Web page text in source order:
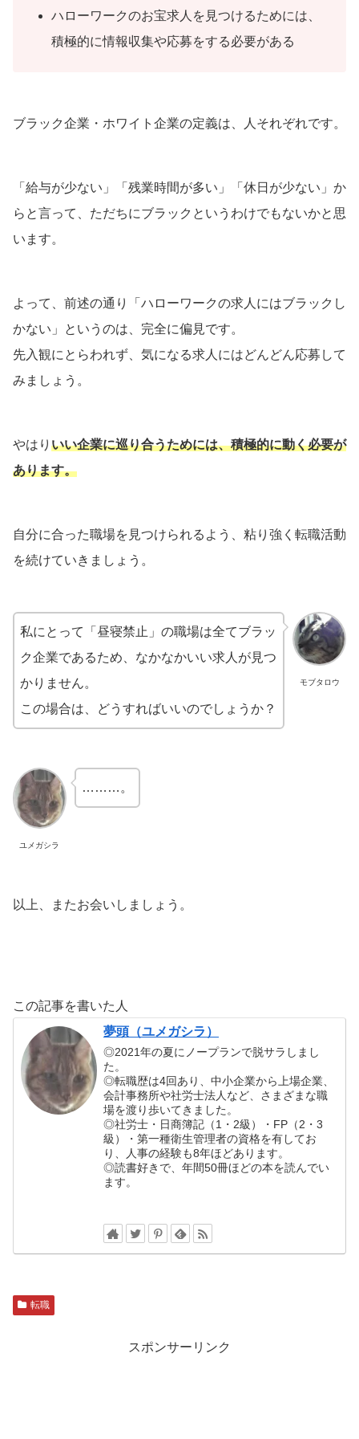
ハローワークのお宝求人を見つけるためには、
積極的に情報収集や応募をする必要がある
ブラック企業・ホワイト企業の定義は、人それぞれです。
「給与が少ない」「残業時間が多い」「休日が少ない」か
らと言って、ただちにブラックというわけでもないかと思
います。
よって、前述の通り「ハローワークの求人にはブラックし
かない」というのは、完全に偏見です。
先入観にとらわれず、気になる求人にはどんどん応募して
みましょう。
やはり いい企業に巡り合うためには、積極的に動く必要が
あります。
自分に合った職場を見つけられるよう、粘り強く転職活動
を続けていきましょう。
モブタロウ
私にとって「昼寝禁止」の職場は全てブラッ
ク企業であるため、なかなかいい求人が見つ
かりません。
この場合は、どうすればいいのでしょうか？
ユメガシラ
………。
以上、またお会いしましょう。
この記事を書いた人
夢頭（ユメガシラ）
◎2021年の夏にノープランで脱サラしまし
た。
◎転職歴は4回あり、中小企業から上場企業、
会計事務所や社労士法人など、さまざまな職
場を渡り歩いてきました。
◎社労士・日商簿記（1・2級）・FP（2・3
級）・第一種衛生管理者の資格を有してお
り、人事の経験も8年ほどあります。
◎読書好きで、年間50冊ほどの本を読んでい
ます。
転職
スポンサーリンク